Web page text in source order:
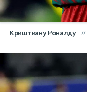
Криштиану Роналду